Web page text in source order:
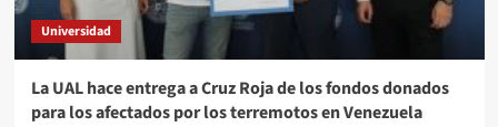
Universidad
La UAL hace entrega a Cruz Roja de los fondos donados
para los afectados por los terremotos en Venezuela